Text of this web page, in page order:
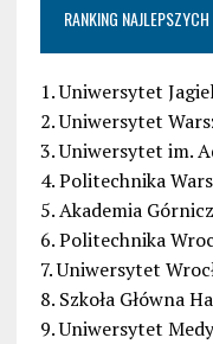
RANKING
1. Uniwersytet
2. Uniwersytet
3. Uniwersytet im.
4. Politechnika
5. Akademia
6. Politechnika
7. Uniwersytet
8. Szkoła Główna
9. Uniwersytet